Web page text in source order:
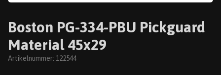
Boston PG-334-PBU Pickguard
Material 45x29
Artikelnummer: 122544